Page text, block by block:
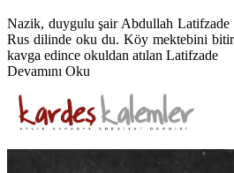
Nazik, duygulu şair Abdullah Latifzade
Rus dilinde oku du. Köy mektebini
kavga edince okuldan atılan Latifzade
Devamını Oku